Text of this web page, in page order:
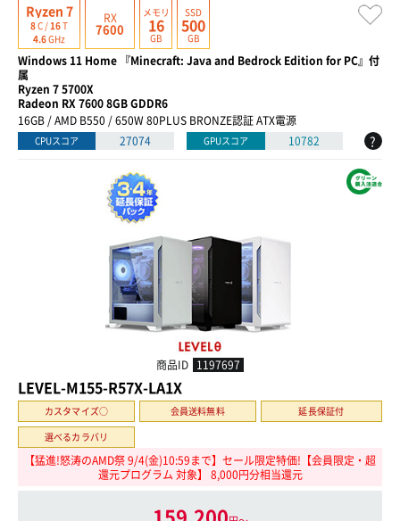
Ryzen 7
8C /16T
4.6GHz
RX
7600
メモリ
16
GB
SSD
500
GB
Windows 11 Home 『Minecraft: Java and Bedrock Edition for PC』付
属
Ryzen 7 5700X
Radeon RX 7600 8GB GDDR6
16GB / AMD B550 / 650W 80PLUS BRONZE認証 ATX電源
CPUスコア 27074 GPUスコア 10782 ?
商品ID 1197697
LEVEL-M155-R57X-LA1X
カスタマイズ○ 会員送料無料
延長保証付
選べるカラバリ
【猛進!怒涛のAMD祭 9/4(金)10:59まで】セール限定特価!【会員限定・超
還元プログラム 対象】 8,000円分相当還元